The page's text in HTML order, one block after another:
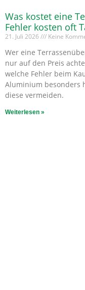
Was kostet eine
Fehler kosten oft
21. Juli 2026 Keine
Wer eine
nur auf den Preis
welche Fehler beim
Aluminium besonders
diese vermeiden.
Weiterlesen »